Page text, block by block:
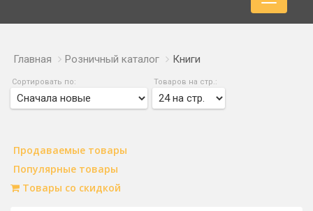
Главная Розничный каталог Книги
Сортировать по: Товаров на стр.:
Продаваемые товары
Популярные товары
Товары со скидкой